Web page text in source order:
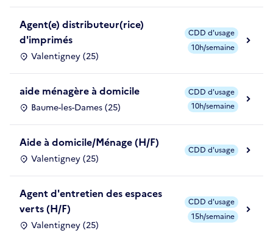
Agent(e) distributeur(rice)
d'imprimés
Valentigney (25)
CDD d'usage
10h/semaine
aide ménagère à domicile
Baume-les-Dames (25)
CDD d'usage
10h/semaine
Aide à domicile/Ménage (H/F)
Valentigney (25)
CDD d'usage
Agent d'entretien des espaces
verts (H/F)
Valentigney (25)
CDD d'usage
15h/semaine